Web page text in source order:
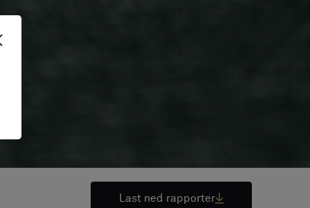
Last ned rapporter